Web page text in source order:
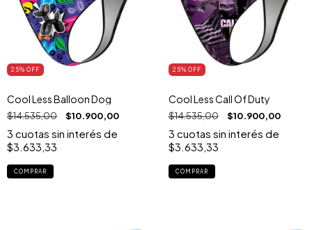
25% OFF
Cool Less Balloon Dog
$14.535,00 $10.900,00
3 cuotas sin interés de
$3.633,33
COMPRAR
25% OFF
Cool Less Call Of Duty
$14.535,00 $10.900,00
3 cuotas sin interés de
$3.633,33
COMPRAR